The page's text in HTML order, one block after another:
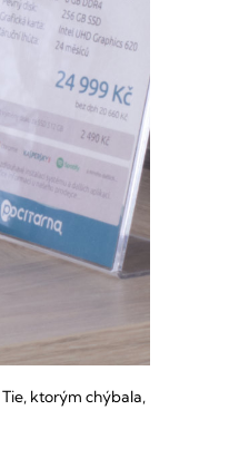
Tie, ktorým chýbala,